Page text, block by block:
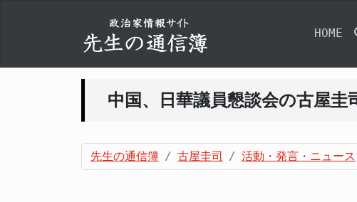
HOME
中国、日華議員懇談会の古屋
先生の通信簿 古屋圭司 活動・発言・ニュース